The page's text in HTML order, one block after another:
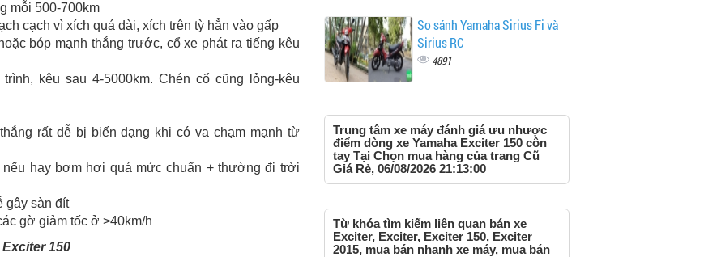
mỗi 500-700km
cạch vì xích quá dài, xích trên tỳ hẳn vào gấp
bóp mạnh thắng trước, cổ xe phát ra tiếng kêu
kêu sau 4-5000km. Chén cổ cũng lỏng-kêu
rất dễ bị biến dạng khi có va chạm mạnh từ
hay bơm hơi quá mức chuẩn + thường đi trời
gây sàn đít
gờ giảm tốc ở >40km/h
150
So sánh Yamaha Sirius Fi và
Sirius RC
4891
Trung tâm xe máy đánh giá ưu nhược
điểm dòng xe Yamaha Exciter 150 côn
tay Tại Chọn mua hàng của trang Cũ
Giá Rẻ, 06/08/2026 21:13:00
Từ khóa tìm kiếm liên quan bán xe
Exciter, Exciter, Exciter 150, Exciter
2015, mua bán nhanh xe máy, mua bán